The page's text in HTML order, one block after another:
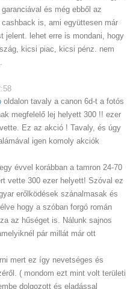
garanciával és még ebből az
is, ami együttesen már
jelent. lehet erre is mondani, hogy
kicsi piac, kicsi pénz. nem
oldalon tavaly a canon 6d-t a fotós
megfelelő lej helyett 300 !! ezer
Ez az akció ! Tavaly, és úgy
igen komoly akciók
évvel korábban a tamron 24-70
vette 300 ezer helyett! Szóval ez
erőlködések szánalmasak és
hogy a szóban forgó román
az hűséget is. Nálunk sajnos
pár millát már ott
mert ez így nevetséges és
( mondom ezt mint volt területi
dolgozott és eladással